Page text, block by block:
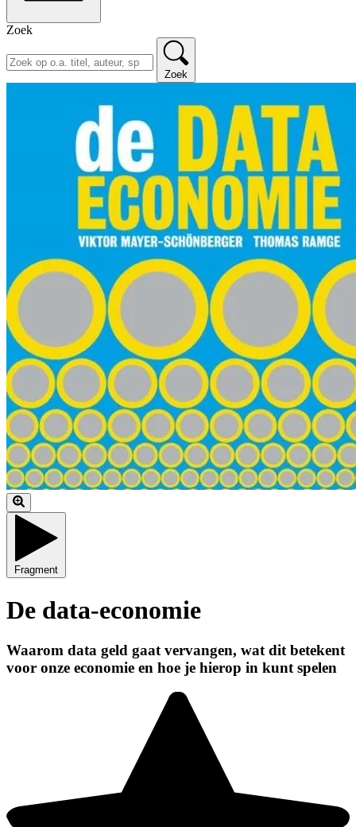
Zoek
Zoek
Fragment
De data-economie
Waarom data geld gaat vervangen, wat dit betekent
voor onze economie en hoe je hierop in kunt spelen